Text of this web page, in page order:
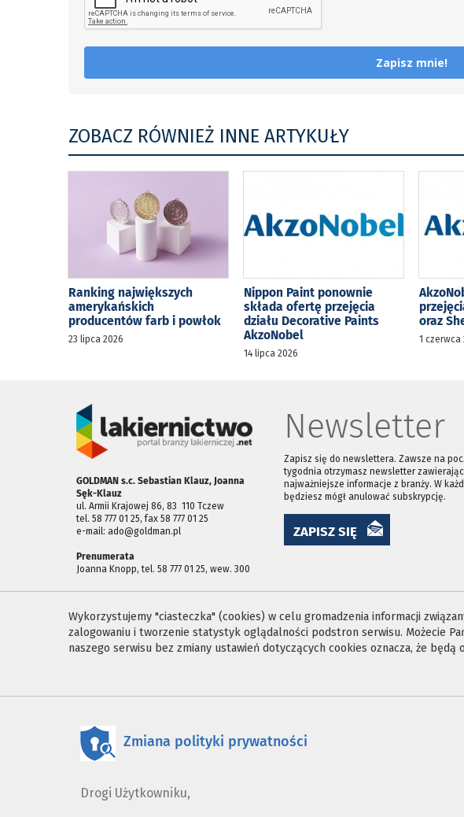
Zapisz mnie!
ZOBACZ RÓWNIEŻ INNE ARTYKUŁY
Ranking największych
amerykańskich
producentów farb i powłok
23 lipca 2026
Nippon Paint ponownie
składa ofertę przejęcia
działu Decorative Paints
AkzoNobel
14 lipca 2026
oraz
1 czerwca
GOLDMAN s.c. Sebastian Klauz, Joanna
Sęk-Klauz
ul. Armii Krajowej 86, 83 ­ 110 Tczew
tel. 58 777 01 25, fax 58 777 01 25
e-mail: ado@goldman.pl
Prenumerata
Joanna Knopp, tel. 58 777 01 25, wew. 300
Newsletter
Zapisz się do newslettera. Zawsze na
tygodnia otrzymasz newsletter
najważniejsze informacje z branży. W
będziesz mógł anulować subskrypcję.
ZAPISZ SIĘ
Wykorzystujemy "ciasteczka" (cookies) w celu gromadzenia informacji
zalogowaniu i tworzenie statystyk oglądalności podstron serwisu. Możecie
naszego serwisu bez zmiany ustawień dotyczących cookies oznacza, że będą
Zmiana polityki prywatności
Drogi Użytkowniku,